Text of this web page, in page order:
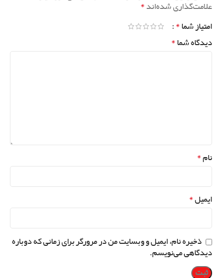
علامت‌گذاری شده‌اند*
امتیاز شما*
دیدگاه شما*
نام*
ایمیل*
ذخیره نام، ایمیل و وبسایت من در مرورگر برای زمانی که دوباره
دیدگاهی می‌نویسم.